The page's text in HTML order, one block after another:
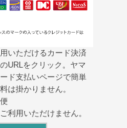
いただけるカード決済
URLをクリック。ヤマ
ド支払いページで簡単
は掛かりません。
利用いただけません。